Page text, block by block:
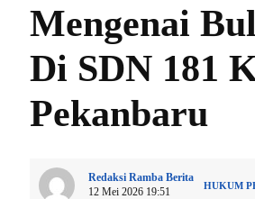
Mengenai
Di SDN 181
Pekanbaru
Redaksi Ramba Berita
12 Mei 2026 19:51
HUKUM